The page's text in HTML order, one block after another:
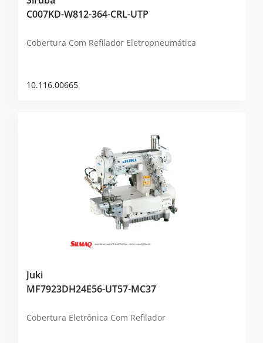
C007KD-W812-364-CRL-UTP
Cobertura Com Refilador Eletropneumática
10.116.00665
Juki
MF7923DH24E56-UT57-MC37
Cobertura Eletrônica Com Refilador